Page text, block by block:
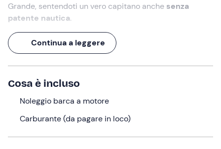
Grande, sentendoti un vero capitano anche senza
patente nautica.
A bordo di questa elegantebarca da 5,60 metri
tutto lo spazio necessario per accogliere la tua
profili storici e bellezze naturali. Preparati a salpare!
Cosa faremo
L'appuntamento è 30 minuti prima
Continua a leggere
Cosa è incluso
Noleggio barca a motore
Carburante (da pagare in loco)